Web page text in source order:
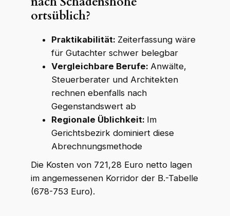
ortsüblich?
Praktikabilität: Zeiterfassung wäre
für Gutachter schwer belegbar
Vergleichbare Berufe: Anwälte,
Steuerberater und Architekten
rechnen ebenfalls nach
Gegenstandswert ab
Regionale Üblichkeit: Im
Gerichtsbezirk dominiert diese
Abrechnungsmethode
Die Kosten von 721,28 Euro netto lagen
im angemessenen Korridor der B.-Tabelle
(678-753 Euro).